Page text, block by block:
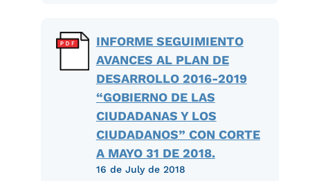
INFORME SEGUIMIENTO
AVANCES AL PLAN DE
DESARROLLO 2016-2019
“GOBIERNO DE LAS
CIUDADANAS Y LOS
CIUDADANOS” CON CORTE
A MAYO 31 DE 2018.
16 de July de 2018